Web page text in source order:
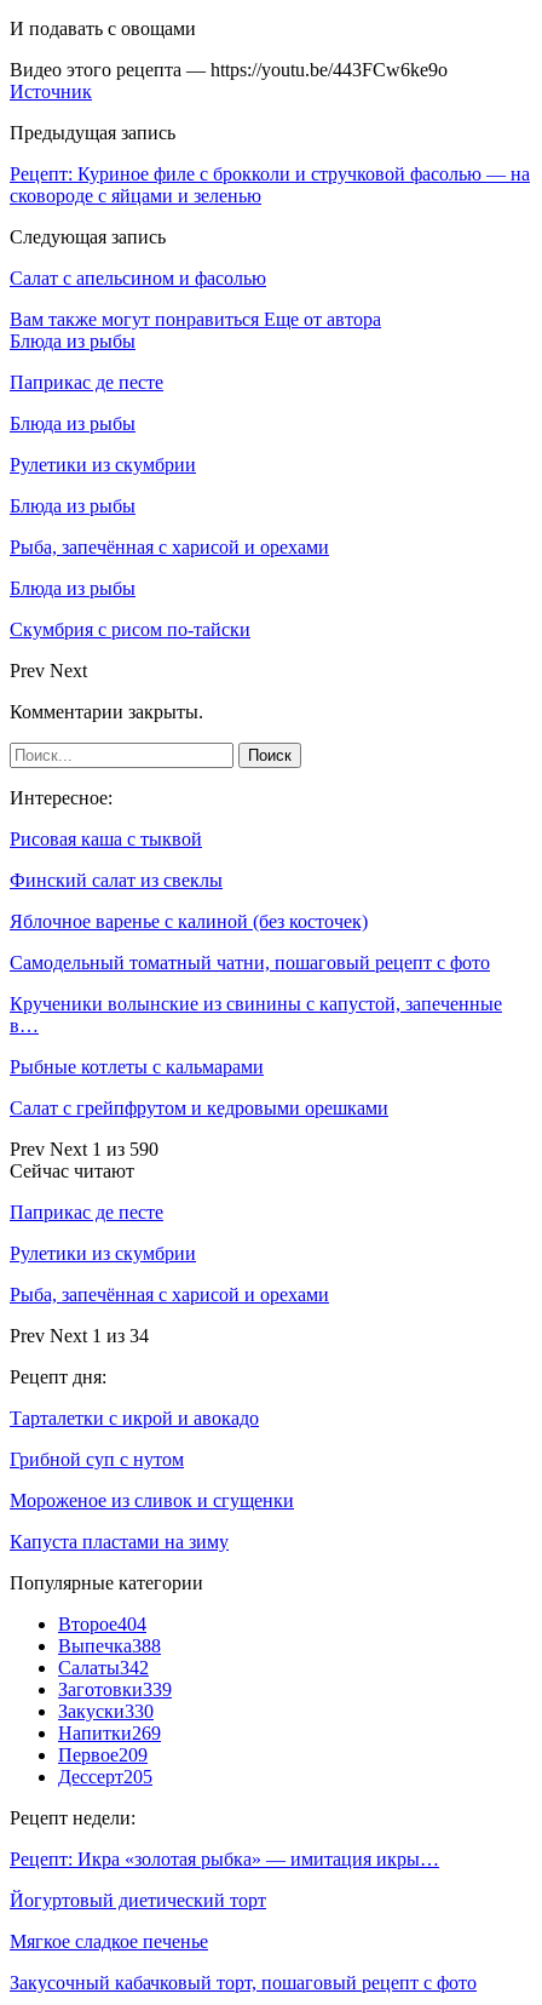
И подавать с овощами
Видео этого рецепта — https://youtu.be/443FCw6ke9o
Источник
Предыдущая запись
Рецепт: Куриное филе с брокколи и стручковой фасолью — на
сковороде с яйцами и зеленью
Следующая запись
Салат с апельсином и фасолью
Вам также могут понравиться Еще от автора
Блюда из рыбы
Паприкас де песте
Блюда из рыбы
Рулетики из скумбрии
Блюда из рыбы
Рыба, запечённая с харисой и орехами
Блюда из рыбы
Скумбрия с рисом по-тайски
Prev Next
Комментарии закрыты.
Интересное:
Рисовая каша с тыквой
Финский салат из свеклы
Яблочное варенье с калиной (без косточек)
Самодельный томатный чатни, пошаговый рецепт с фото
Крученики волынские из свинины с капустой, запеченные
в…
Рыбные котлеты с кальмарами
Салат с грейпфрутом и кедровыми орешками
Prev Next 1 из 590
Сейчас читают
Паприкас де песте
Рулетики из скумбрии
Рыба, запечённая с харисой и орехами
Prev Next 1 из 34
Рецепт дня:
Тарталетки с икрой и авокадо
Грибной суп с нутом
Мороженое из сливок и сгущенки
Капуста пластами на зиму
Популярные категории
Второе404
Выпечка388
Салаты342
Заготовки339
Закуски330
Напитки269
Первое209
Дессерт205
Рецепт недели:
Рецепт: Икра «золотая рыбка» — имитация икры…
Йогуртовый диетический торт
Мягкое сладкое печенье
Закусочный кабачковый торт, пошаговый рецепт с фото